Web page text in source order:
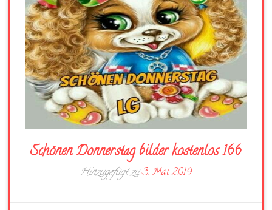
Schönen Donnerstag bilder kostenlos 166
Hinzugefügt zu3. Mai 2019